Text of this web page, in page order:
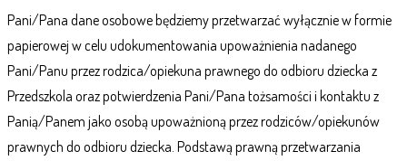
Pani/Pana dane osobowe będziemy przetwarzać wyłącznie w formie
papierowej w celu udokumentowania upoważnienia nadanego
Pani/Panu przez rodzica/opiekuna prawnego do odbioru dziecka z
Przedszkola oraz potwierdzenia Pani/Pana tożsamości i kontaktu z
Panią/Panem jako osobą upoważnioną przez rodziców/opiekunów
prawnych do odbioru dziecka. Podstawą prawną przetwarzania